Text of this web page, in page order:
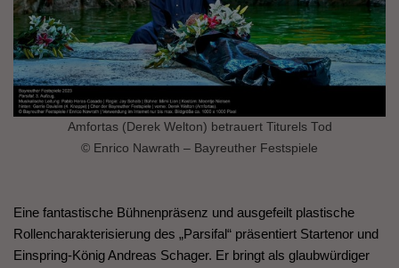
Amfortas (Derek Welton) betrauert Titurels Tod
© Enrico Nawrath – Bayreuther Festspiele
Eine fantastische Bühnenpräsenz und ausgefeilt plastische
Rollencharakterisierung des „Parsifal“ präsentiert Startenor und
Einspring-König Andreas Schager. Er bringt als glaubwürdiger